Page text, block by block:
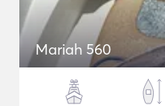
Mariah 560